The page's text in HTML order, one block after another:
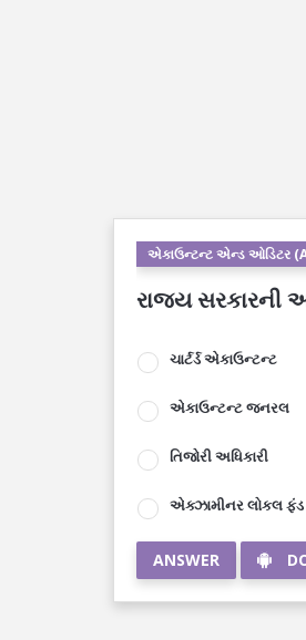
એકાઉન્ટન્ટ એન્ડ ઓડિટર
રાજ્ય સરકારની
ચાર્ટર્ડ એકાઉન્ટન્ટ
એકાઉન્ટન્ટ જનરલ
તિજોરી અધિકારી
એક્ઝામીનર લોકલ ફંડ
ANSWER